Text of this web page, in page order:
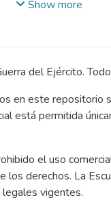
como la
información de
Perú, cuyas
seguridad de la
competencias
En conclusión, el
declaraciones y la
estrategias y
Show more
del Ejército.
en este repositorio
está permitida
el uso
derechos. La
vigentes.